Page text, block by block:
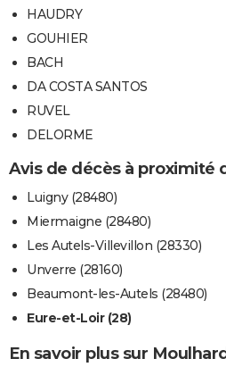
HAUDRY
GOUHIER
BACH
DA COSTA SANTOS
RUVEL
DELORME
Avis de décès à proximité
Luigny (28480)
Miermaigne (28480)
Les Autels-Villevillon (28330)
Unverre (28160)
Beaumont-les-Autels (28480)
Eure-et-Loir (28)
En savoir plus sur Moulhard